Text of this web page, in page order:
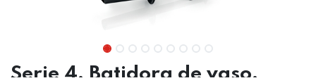
Serie 4, Batidora de vaso,